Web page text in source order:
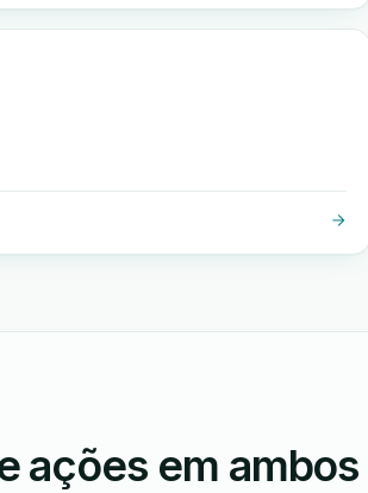
ações em